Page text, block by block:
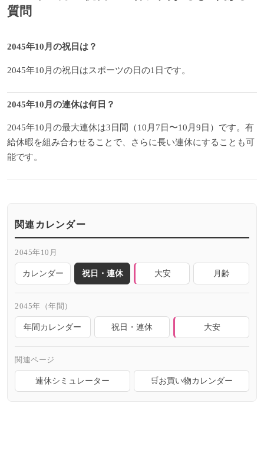
質問
2045年10月の祝日は？
2045年10月の祝日はスポーツの日の1日です。
2045年10月の連休は何日？
2045年10月の最大連休は3日間（10月7日〜10月9日）です。有
給休暇を組み合わせることで、さらに長い連休にすることも可
能です。
関連カレンダー
2045年10月
カレンダー 祝日・連休 大安 月齢
2045年（年間）
年間カレンダー 祝日・連休 大安
関連ページ
連休シミュレーター 🛒お買い物カレンダー